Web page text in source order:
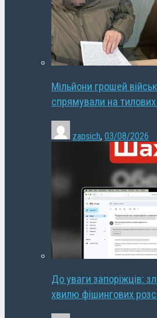
Мільйони грошей
спрямували на
zapsich, 03/08/2026
До уваги запоріжців:
хвилю фішингових